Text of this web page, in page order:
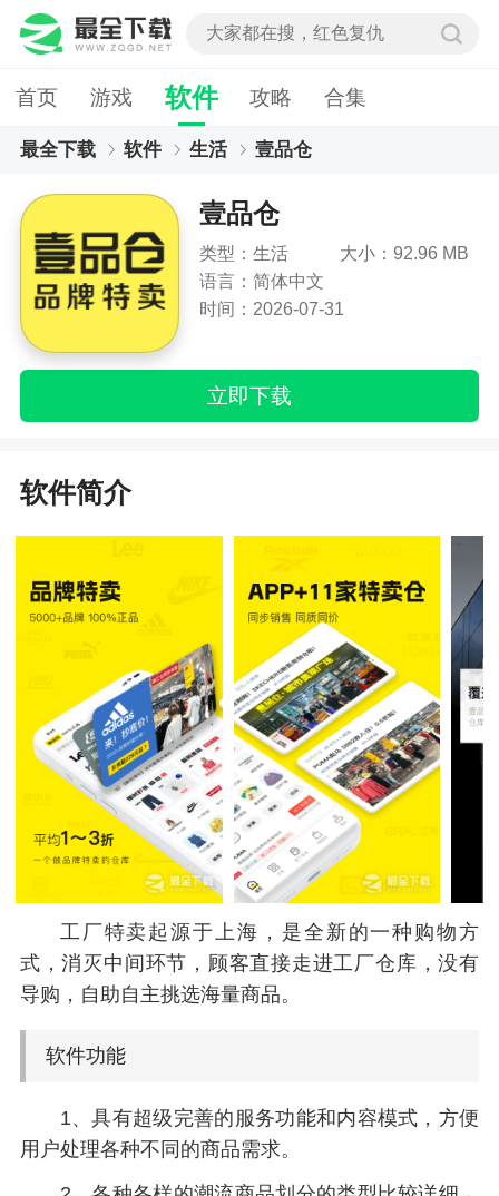
首页 游戏 软件 攻略 合集
最全下载 软件 生活 壹品仓
壹品仓
类型：生活
大小：92.96 MB
语言：简体中文
时间：2026-07-31
立即下载
软件简介
工厂特卖起源于上海，是全新的一种购物方
式，消灭中间环节，顾客直接走进工厂仓库，没有
导购，自助自主挑选海量商品。
软件功能
1、具有超级完善的服务功能和内容模式，方便
用户处理各种不同的商品需求。